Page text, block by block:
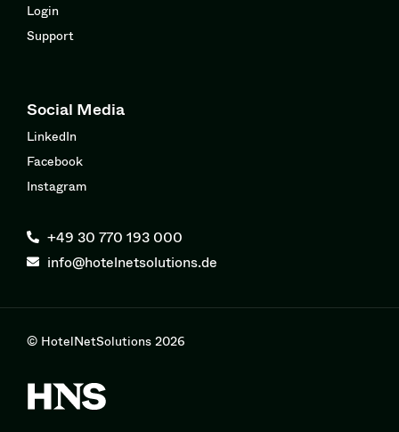
Login
Support
Social Media
LinkedIn
Facebook
Instagram
+49 30 770 193 000
info@hotelnetsolutions.de
© HotelNetSolutions 2026